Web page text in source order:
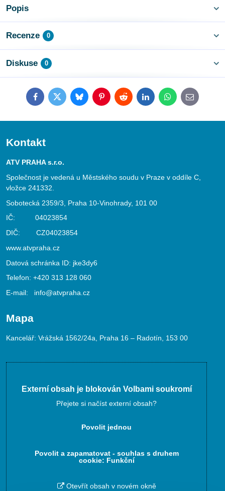
Popis
Recenze 0
Diskuse 0
FacebookTwitterBlueskyPinterestRedditLinkedInWhatsApp
E-
mail
Kontakt
ATV PRAHA s.r.o.
Společnost je vedená u Městského soudu v Praze v oddíle C,
vložce 241332.
Sobotecká 2359/3, Praha 10-Vinohrady, 101 00
IČ: 04023854
DIČ: CZ04023854
www.atvpraha.cz
Datová schránka ID: jke3dy6
Telefon: +420 313 128 060
E-mail: info@atvpraha.cz
Mapa
Kancelář: Vrážská 1562/24a, Praha 16 – Radotín, 153 00
Externí obsah je blokován Volbami soukromí
Přejete si načíst externí obsah?
Povolit jednou
Povolit a zapamatovat - souhlas s druhem
cookie: Funkční
Otevřít obsah v novém okně